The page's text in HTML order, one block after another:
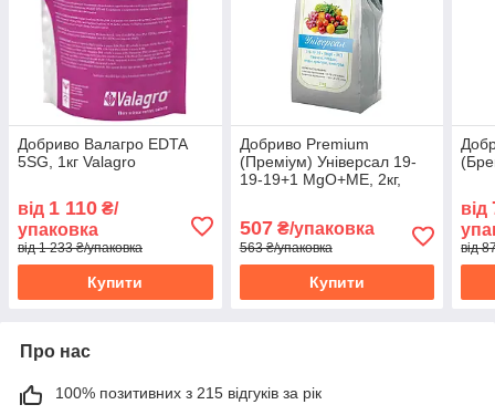
Добриво Валагро EDTA
5SG, 1кг Valagro
від 1 110 ₴/
упаковка
від 1 233 ₴/упаковка
Купити
Добриво Premium
(Преміум) Універсал 19-
19-19+1 MgO+МЕ, 2кг,
507₴/упаковка
563 ₴/упаковка
Купити
від
від
Про нас
100% позитивних з 215 відгуків за рік